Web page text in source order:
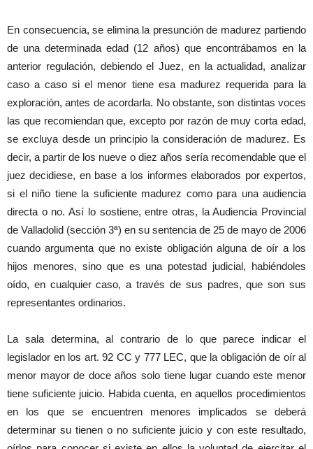
En consecuencia, se elimina la presunción de madurez partiendo
de una determinada edad (12 años) que encontrábamos en la
anterior regulación, debiendo el Juez, en la actualidad, analizar
caso a caso si el menor tiene esa madurez requerida para la
exploración, antes de acordarla. No obstante, son distintas voces
las que recomiendan que, excepto por razón de muy corta edad,
se excluya desde un principio la consideración de madurez. Es
decir, a partir de los nueve o diez años sería recomendable que el
juez decidiese, en base a los informes elaborados por expertos,
si el niño tiene la suficiente madurez como para una audiencia
directa o no. Así lo sostiene, entre otras, la Audiencia Provincial
de Valladolid (sección 3ª) en su sentencia de 25 de mayo de 2006
cuando argumenta que no existe obligación alguna de oír a los
hijos menores, sino que es una potestad judicial, habiéndoles
oído, en cualquier caso, a través de sus padres, que son sus
representantes ordinarios.
La sala determina, al contrario de lo que parece indicar el
legislador en los art. 92 CC y 777 LEC, que la obligación de oír al
menor mayor de doce años solo tiene lugar cuando este menor
tiene suficiente juicio. Habida cuenta, en aquellos procedimientos
en los que se encuentren menores implicados se deberá
determinar su tienen o no suficiente juicio y con este resultado,